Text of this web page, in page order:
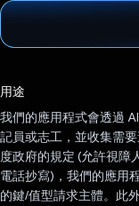
用途
我們的應用程式會透過
記員或志工，並收集需
度政府的規定 (允許視障
電話抄寫)，我們的應用
的鍵/值型請求主體。此